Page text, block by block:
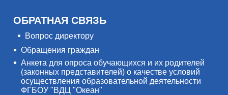
ОБРАТНАЯ СВЯЗЬ
Вопрос директору
Обращения граждан
Анкета для опроса обучающихся и их родителей
(законных представителей) о качестве условий
осуществления образовательной деятельности
ФГБОУ "ВДЦ "Океан"